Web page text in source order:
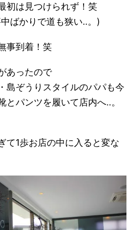
初は見つけられず！笑
ばかりで道も狭い‥。)
事到着！笑
あったので
島ぞうりスタイルのパパも今
とパンツを履いて店内へ‥。
て1歩お店の中に入ると変な